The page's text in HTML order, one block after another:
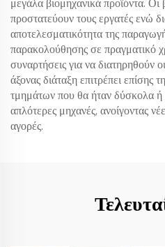
μεγάλα βιομηχανικά προϊόντα. Οι
προστατεύουν τους εργατές ενώ
αποτελεσματικότητα της
παρακολούθησης σε πραγματικό
συναρτήσεις για να διατηρηθούν
άξονας διάταξη επιτρέπει
τμημάτων που θα ήταν δύσκολα ή
απλότερες μηχανές, ανοίγοντας
αγορές.